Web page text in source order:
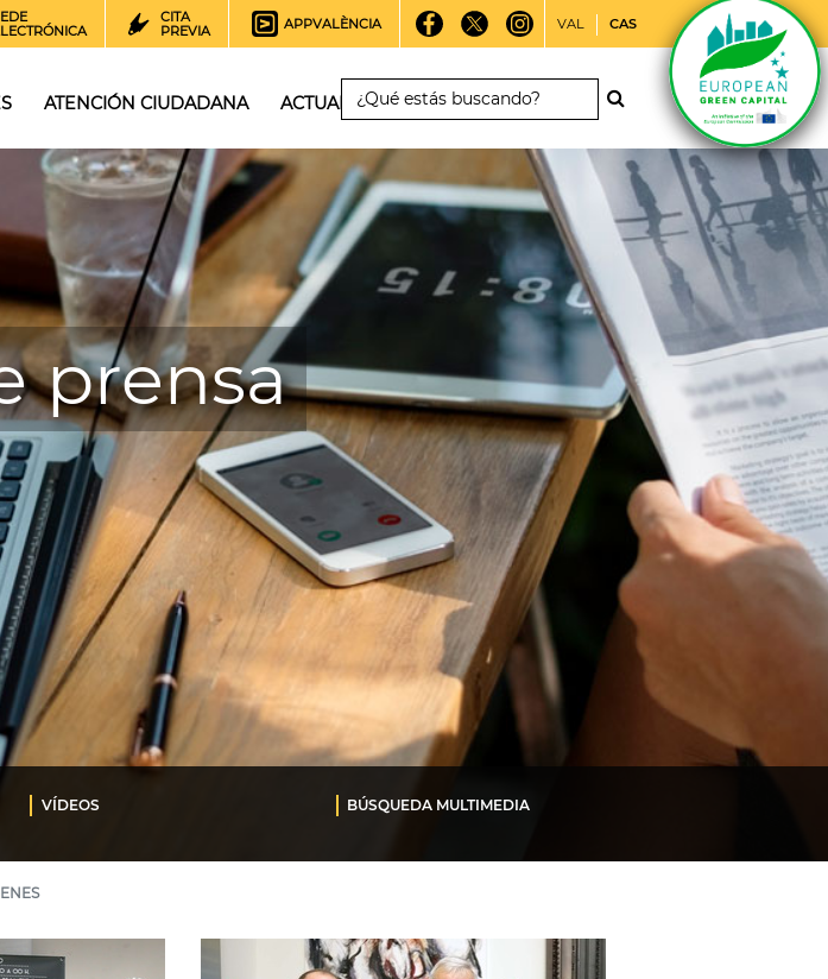
CITA
PREVIA
APPVALÈNCIA VAL CAS
ATENCIÓN CIUDADANA ACTUALIDAD
prensa
VÍDEOS BÚSQUEDA MULTIMEDIA